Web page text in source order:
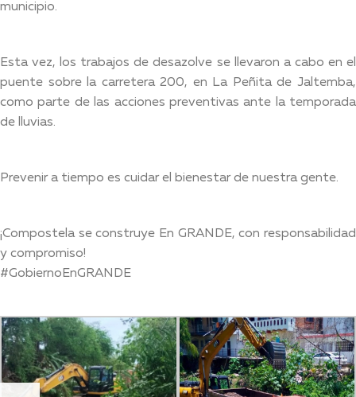
municipio.
Esta vez, los trabajos de desazolve se llevaron a cabo en el
puente sobre la carretera 200, en La Peñita de Jaltemba,
como parte de las acciones preventivas ante la temporada
de lluvias.
Prevenir a tiempo es cuidar el bienestar de nuestra gente.
¡Compostela se construye En GRANDE, con responsabilidad
y compromiso!
#GobiernoEnGRANDE